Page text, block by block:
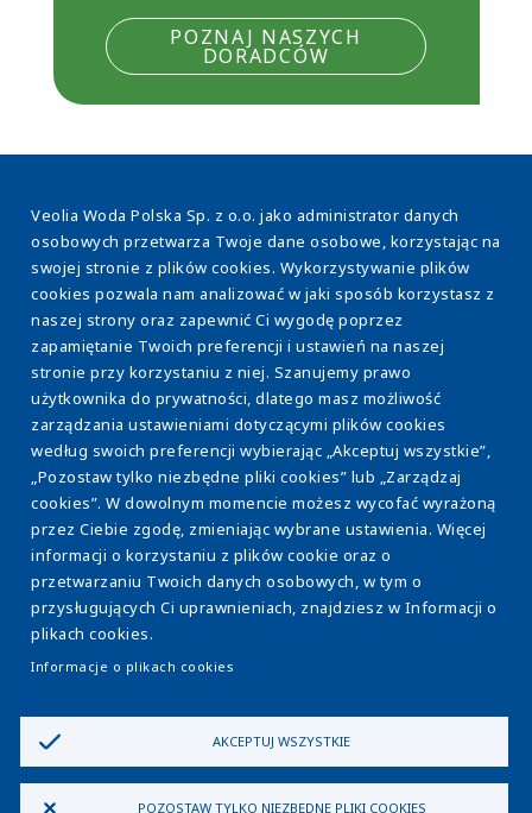
POZNAJ NASZYCH
DORADCÓW
Stopka
O nas
Efektywność energetyczna
Osady ściekowe
Eksploatacja WOD-KAN
Model ESCO
Strefa wiedzy
Kontakt
Policy
Polityka prywatności
Informacja o plikach cookies Bezpieczeństwo
www.veolia.pl
Veolia Woda Polska Sp. z o.o. jako administrator danych
osobowych przetwarza Twoje dane osobowe, korzystając na
swojej stronie z plików cookies. Wykorzystywanie plików
cookies pozwala nam analizować w jaki sposób korzystasz z
naszej strony oraz zapewnić Ci wygodę poprzez
zapamiętanie Twoich preferencji i ustawień na naszej
stronie przy korzystaniu z niej. Szanujemy prawo
użytkownika do prywatności, dlatego masz możliwość
zarządzania ustawieniami dotyczącymi plików cookies
według swoich preferencji wybierając „Akceptuj wszystkie”,
„Pozostaw tylko niezbędne pliki cookies” lub „Zarządzaj
cookies”. W dowolnym momencie możesz wycofać wyrażoną
przez Ciebie zgodę, zmieniając wybrane ustawienia. Więcej
informacji o korzystaniu z plików cookie oraz o
przetwarzaniu Twoich danych osobowych, w tym o
przysługujących Ci uprawnieniach, znajdziesz w Informacji o
plikach cookies.
Informacje o plikach cookies
POZOSTAW TYLKO NIEZBĘDNE PLIKI COOKIES
AKCEPTUJ WSZYSTKIE